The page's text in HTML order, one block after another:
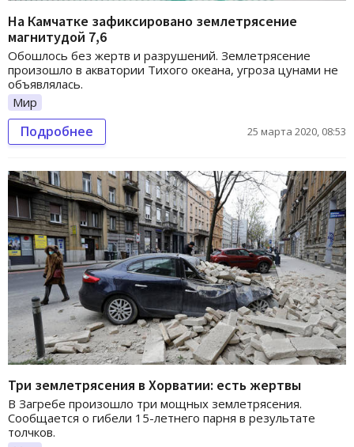
На Камчатке зафиксировано землетрясение
магнитудой 7,6
Обошлось без жертв и разрушений. Землетрясение
произошло в акватории Тихого океана, угроза цунами не
объявлялась.
Мир
Подробнее 25 марта 2020, 08:53
Три землетрясения в Хорватии: есть жертвы
В Загребе произошло три мощных землетрясения.
Сообщается о гибели 15-летнего парня в результате
толчков.